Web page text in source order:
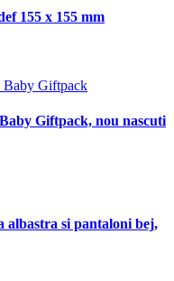
155 x 155 mm
Giftpack, nou nascuti
albastra si pantaloni bej,